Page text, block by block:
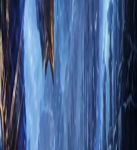
через Энергетический
который использует магию…
огненной птицы